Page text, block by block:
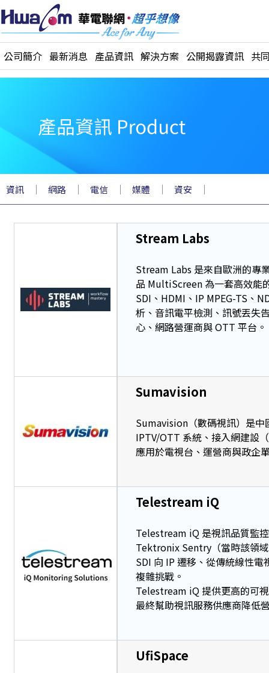
公司簡介 最新消息 產品資訊 解決方案 公開揭露資訊 共
資訊 ｜ 網路 ｜ 電信 ｜ 媒體 ｜ 資安 ｜
Stream Labs
Stream Labs 是來自歐洲的專
品 MultiScreen 為一套高效能
SDI、HDMI、IP MPEG-TS、
析、音訊電平檢測、訊號丟失
心、網路營運商與 OTT 平台。
Sumavision
Sumavision（數碼視訊）是中
IPTV/OTT 系統、接入網建設
應用於電視台、運營商與政企
Telestream iQ
Telestream iQ 是視訊品質監
Tektronix Sentry（當時該領
SDI 向 IP 遷移、從傳統線性
複雜挑戰。
Telestream iQ 提供更高的可
最終幫助視訊服務供應商降低
UfiSpace